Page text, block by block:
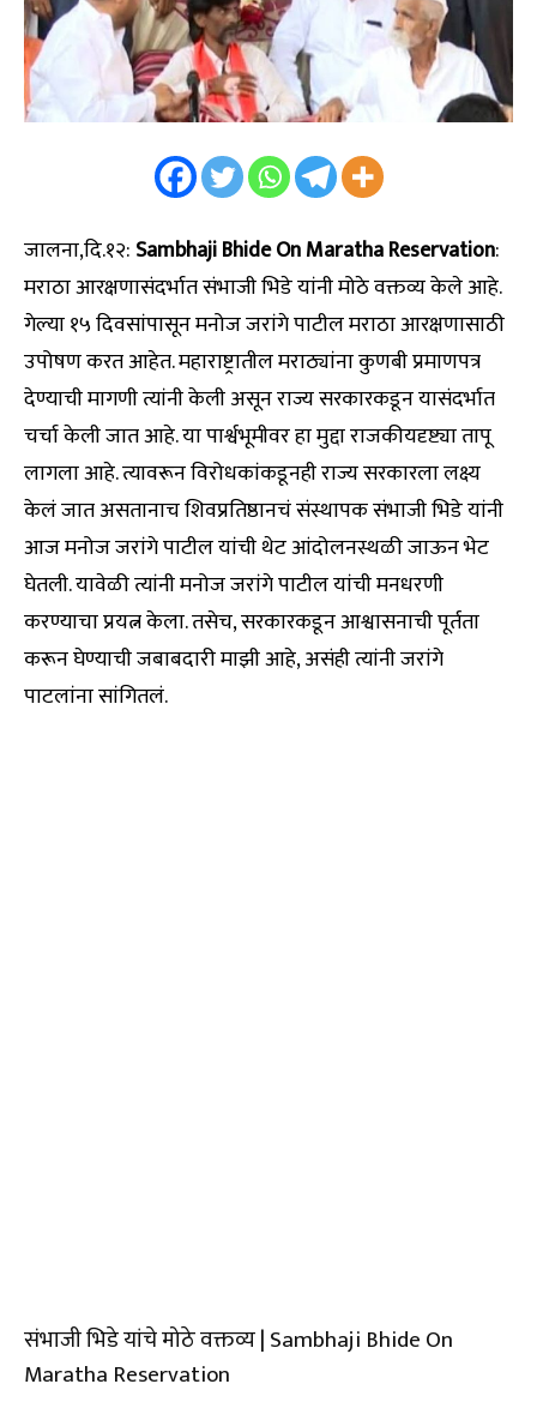
जालना,दि.१२: Sambhaji Bhide On Maratha Reservation:
मराठा आरक्षणासंदर्भात संभाजी भिडे यांनी मोठे वक्तव्य केले आहे.
गेल्या १५ दिवसांपासून मनोज जरांगे पाटील मराठा आरक्षणासाठी
उपोषण करत आहेत. महाराष्ट्रातील मराठ्यांना कुणबी प्रमाणपत्र
देण्याची मागणी त्यांनी केली असून राज्य सरकारकडून यासंदर्भात
चर्चा केली जात आहे. या पार्श्वभूमीवर हा मुद्दा राजकीयदृष्ट्या तापू
लागला आहे. त्यावरून विरोधकांकडूनही राज्य सरकारला लक्ष्य
केलं जात असतानाच शिवप्रतिष्ठानचं संस्थापक संभाजी भिडे यांनी
आज मनोज जरांगे पाटील यांची थेट आंदोलनस्थळी जाऊन भेट
घेतली. यावेळी त्यांनी मनोज जरांगे पाटील यांची मनधरणी
करण्याचा प्रयत्न केला. तसेच, सरकारकडून आश्वासनाची पूर्तता
करून घेण्याची जबाबदारी माझी आहे, असंही त्यांनी जरांगे
पाटलांना सांगितलं.
संभाजी भिडे यांचे मोठे वक्तव्य | Sambhaji Bhide On
Maratha Reservation